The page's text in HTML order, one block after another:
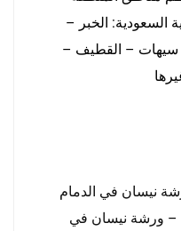
السعودية: الخبر –
سيهات – القطيف –
نيسان في الدمام
– ورشة نيسان في